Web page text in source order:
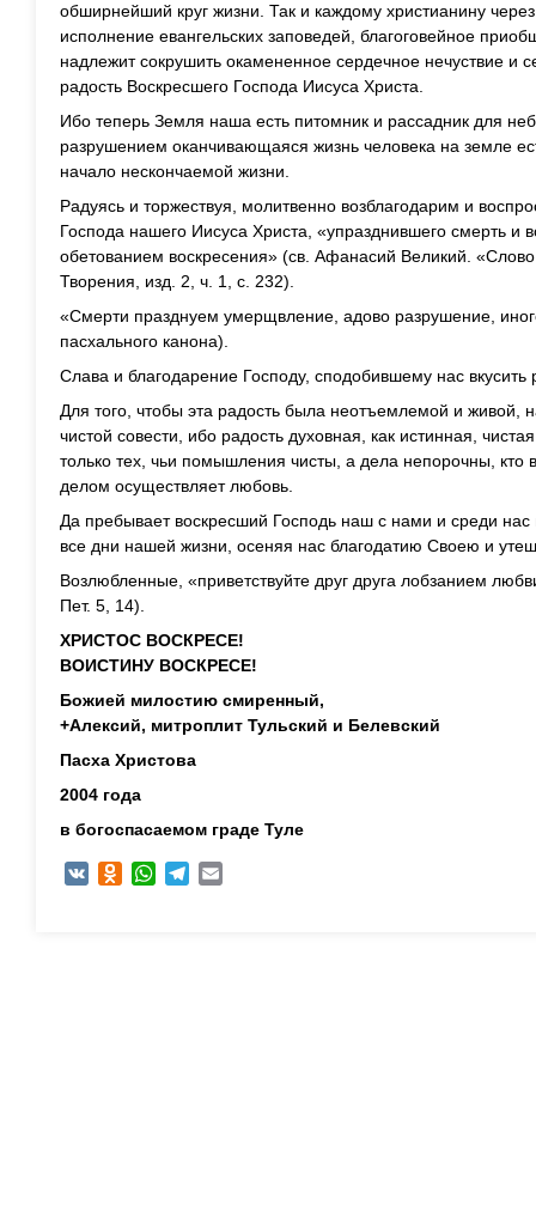
обширнейший круг жизни. Так и каждому христианину
исполнение евангельских заповедей, благоговейное
надлежит сокрушить окамененное сердечное нечуствие
радость Воскресшего Господа Иисуса Христа.
Ибо теперь Земля наша есть питомник и рассадник для
разрушением оканчивающаяся жизнь человека на земле
начало нескончаемой жизни.
Радуясь и торжествуя, молитвенно возблагодарим и
Господа нашего Иисуса Христа, «упразднившего смерть и
обетованием воскресения» (св. Афанасий Великий.
Творения, изд. 2, ч. 1, с. 232).
«Смерти празднуем умерщвление, адово разрушение,
пасхального канона).
Слава и благодарение Господу, сподобившему нас вкусить
Для того, чтобы эта радость была неотъемлемой и живой,
чистой совести, ибо радость духовная, как истинная,
только тех, чьи помышления чисты, а дела непорочны, кто
делом осуществляет любовь.
Да пребывает воскресший Господь наш с нами и среди нас
все дни нашей жизни, осеняя нас благодатию Своею и
Возлюбленные, «приветствуйте друг друга лобзанием
Пет. 5, 14).
ХРИСТОС ВОСКРЕСЕ!
ВОИСТИНУ ВОСКРЕСЕ!
Божией милостию смиренный,
+Алексий, митроплит Тульский и Белевский
Пасха Христова
2004 года
в богоспасаемом граде Туле
VK Odnoklassniki
WhatsAppTelegram